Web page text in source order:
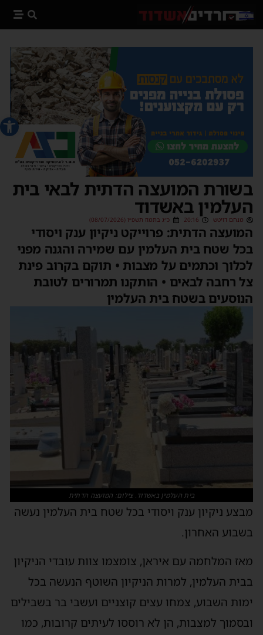
פתח
בשורת המועצה הדתית לבאי בית
העלמין באשדוד
מנחם דויטש 20:16 כ״ג בתמוז תשפ״ו (08/07/2026)
המועצה הדתית: פרוייקט ניקיון ענק ויסודי
בכל שטח בית העלמין עם שמירה והגנה מפני
לכלוך וכתמים על מצבות • תוקם בקרוב פינת
צל רחבה לבאים • הותקנו תמרורים לטובת
הנוסעים בשטח בית העלמין
בית העלמין באשדוד. צילום: המועצה הדתית
מבצע ניקיון ענק ויסודי בכל שטח בית העלמין נעשה
בשבוע האחרון.
מאז המלחמה עם איראן, צומצמו צוות עובדי הניקיון
בבית העלמין, למרות הניקיון השוטף הנעשה בכל
ימות השבוע, צמחו עצים קוצניים ועשבי בר בשבילים
ובסמוך למצבות, הן לא רוססו לעיתים קרובות, כמו